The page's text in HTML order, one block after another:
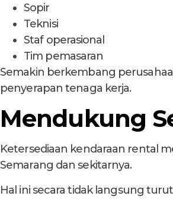
Sopir
Teknisi
Staf operasional
Tim pemasaran
Semakin berkembang
penyerapan tenaga kerja.
Mendukung
Ketersediaan kendaraan rental
Semarang dan sekitarnya.
Hal ini secara tidak langsung